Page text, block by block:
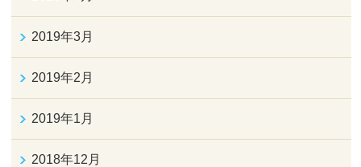
2019年3月
2019年2月
2019年1月
2018年12月